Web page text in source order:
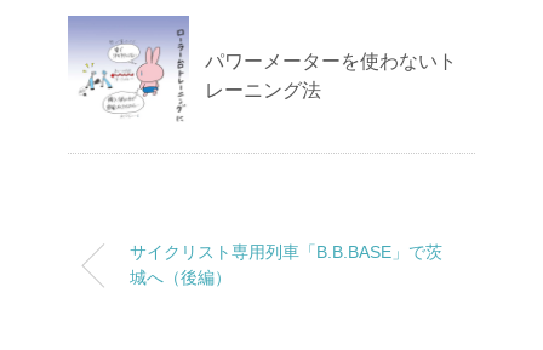
パワーメーターを使わないト
レーニング法
サイクリスト専用列車「B.B.BASE」で茨
城へ（後編）